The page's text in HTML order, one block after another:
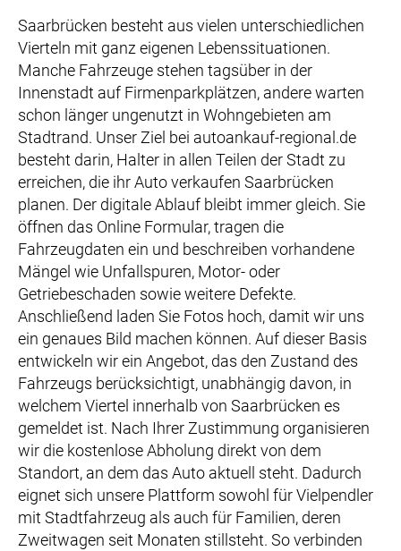
Saarbrücken besteht aus vielen unterschiedlichen
Vierteln mit ganz eigenen Lebenssituationen.
Manche Fahrzeuge stehen tagsüber in der
Innenstadt auf Firmenparkplätzen, andere warten
schon länger ungenutzt in Wohngebieten am
Stadtrand. Unser Ziel bei autoankauf-regional.de
besteht darin, Halter in allen Teilen der Stadt zu
erreichen, die ihr Auto verkaufen Saarbrücken
planen. Der digitale Ablauf bleibt immer gleich. Sie
öffnen das Online Formular, tragen die
Fahrzeugdaten ein und beschreiben vorhandene
Mängel wie Unfallspuren, Motor- oder
Getriebeschaden sowie weitere Defekte.
Anschließend laden Sie Fotos hoch, damit wir uns
ein genaues Bild machen können. Auf dieser Basis
entwickeln wir ein Angebot, das den Zustand des
Fahrzeugs berücksichtigt, unabhängig davon, in
welchem Viertel innerhalb von Saarbrücken es
gemeldet ist. Nach Ihrer Zustimmung organisieren
wir die kostenlose Abholung direkt von dem
Standort, an dem das Auto aktuell steht. Dadurch
eignet sich unsere Plattform sowohl für Vielpendler
mit Stadtfahrzeug als auch für Familien, deren
Zweitwagen seit Monaten stillsteht. So verbinden